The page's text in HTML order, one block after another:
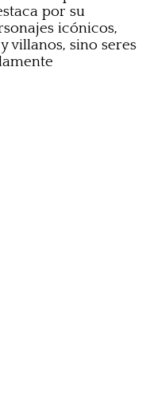
por su
icónicos,
villanos, sino seres